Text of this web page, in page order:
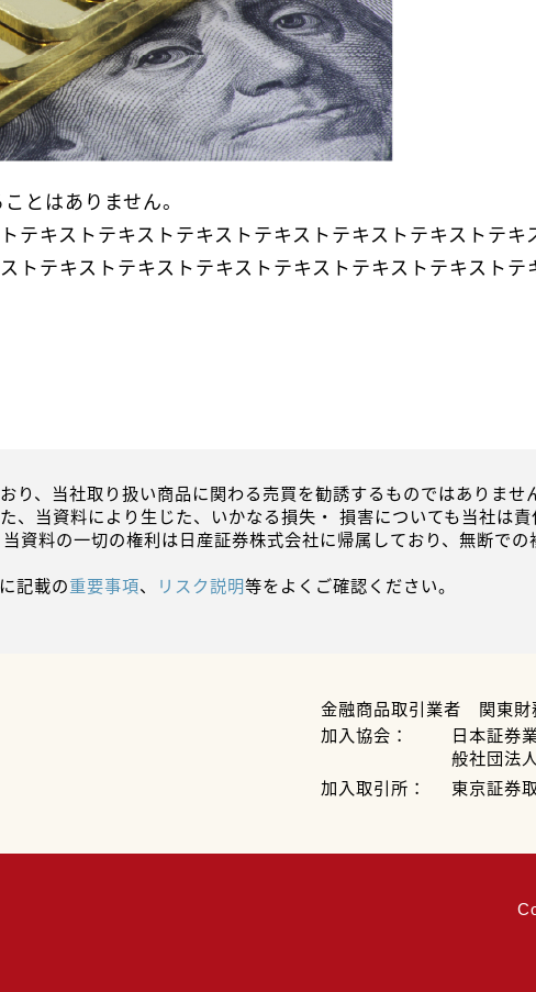
とはありません。
テキストテキストテキストテキストテキストテキストテ
トテキストテキストテキストテキストテキストテキスト
り、当社取り扱い商品に関わる売買を勧誘するものではありま
、当資料により生じた、いかなる損失・ 損害についても当社は
資料の一切の権利は日産証券株式会社に帰属しており、無断での
記載の重要事項、 リスク説明等をよくご確認ください。
金融商品取引業者 関東
加入協会：
日本証券
般社団法
加入取引所：
東京証券